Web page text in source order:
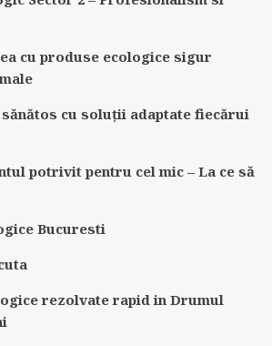
cu produse ecologice sigur
cu soluții adaptate fiecărui
potrivit pentru cel mic – La ce să
Bucuresti
rezolvate rapid in Drumul